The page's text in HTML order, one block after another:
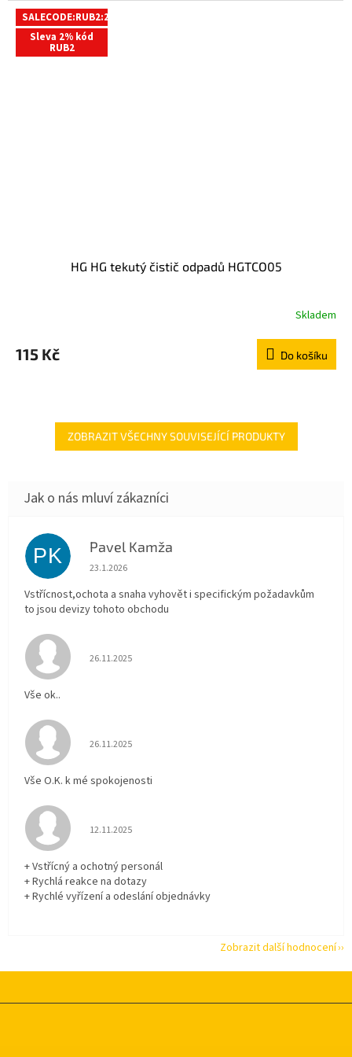
SALECODE:RUB2:2:%
Sleva 2% kód
RUB2
HG HG tekutý čistič odpadů HGTCO05
Skladem
115 Kč Do košíku
ZOBRAZIT VŠECHNY SOUVISEJÍCÍ PRODUKTY
PK Pavel Kamža
Hodnocení obchodu je 5 z 5 hvězdiček.
23.1.2026
Vstřícnost,ochota a snaha vyhovět i specifickým požadavkům
to jsou devizy tohoto obchodu
Hodnocení obchodu je 5 z 5 hvězdiček.
26.11.2025
Vše ok..
Hodnocení obchodu je 5 z 5 hvězdiček.
26.11.2025
Vše O.K. k mé spokojenosti
Hodnocení obchodu je 5 z 5 hvězdiček.
12.11.2025
+ Vstřícný a ochotný personál
+ Rychlá reakce na dotazy
+ Rychlé vyřízení a odeslání objednávky
Zobrazit další hodnocení